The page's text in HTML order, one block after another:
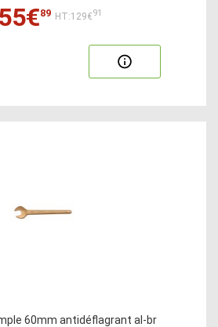
89 HT:129€91
60mm antidéflagrant al-br